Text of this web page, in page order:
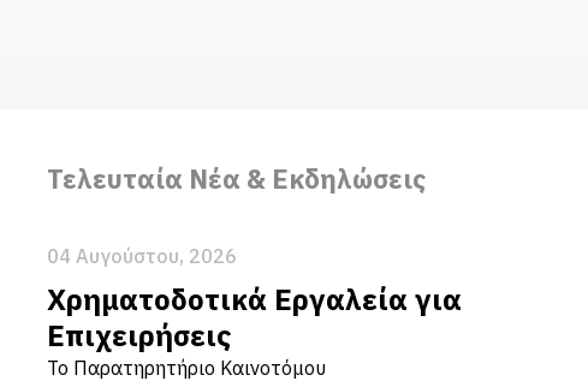
Τελευταία Νέα & Εκδηλώσεις
04 Αυγούστου, 2026
Χρηματοδοτικά Εργαλεία για
Επιχειρήσεις
Το Παρατηρητήριο Καινοτόμου